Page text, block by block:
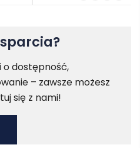
o dostępność,
– zawsze możesz
się z nami!